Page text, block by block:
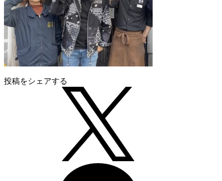
投稿をシェアする